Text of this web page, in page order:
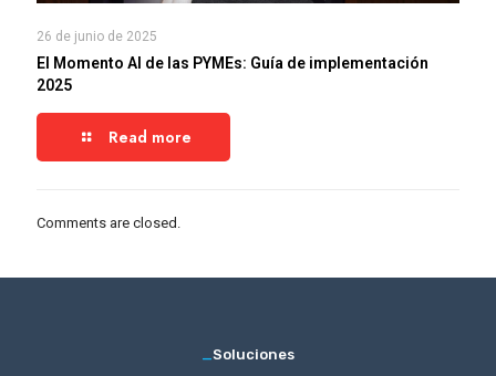
26 de junio de 2025
El Momento AI de las PYMEs: Guía de implementación
2025
Read more
Comments are closed.
Soluciones